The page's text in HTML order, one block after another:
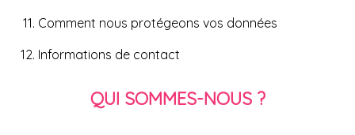
Comment nous protégeons vos données
Informations de contact
QUI SOMMES-NOUS ?